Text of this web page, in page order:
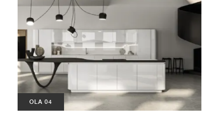
OLA 04